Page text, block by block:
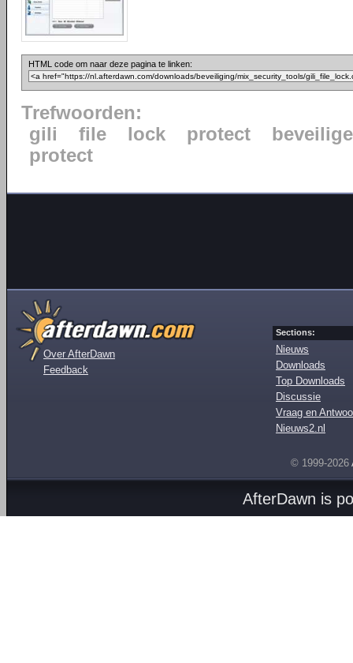
HTML code om naar deze pagina te linken:
Trefwoorden:
gili
file lock protect
protect
Over AfterDawn
Feedback
Sections:
Nieuws
Downloads
Top Downloads
Discussie
Vraag en
Nieuws2.nl
© 1999-2026
AfterDawn is